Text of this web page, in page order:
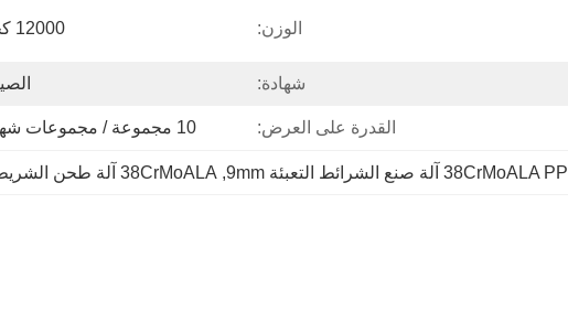
الوزن: 12000 كجم
شهادة:
القدرة على العرض: 10 مجموعة / مجموعات شهريا
38CrMoALA PP آلة صنع الشرائط التعبئة 9mm , 38CrMoALA آلة طحن الشريط المزدوج